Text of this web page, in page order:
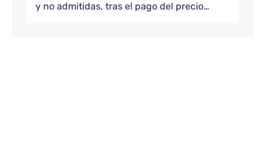
y no admitidas, tras el pago del precio